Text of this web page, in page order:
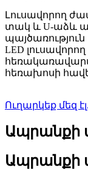
Լուսավորող
տակ և U-աձև
LED
հեռախոսի
Ուղարկեք մեզ
Ապրանքի
Ապրանքի